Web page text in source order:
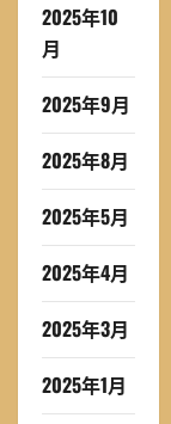
2025年10
月
2025年9月
2025年8月
2025年5月
2025年4月
2025年3月
2025年1月